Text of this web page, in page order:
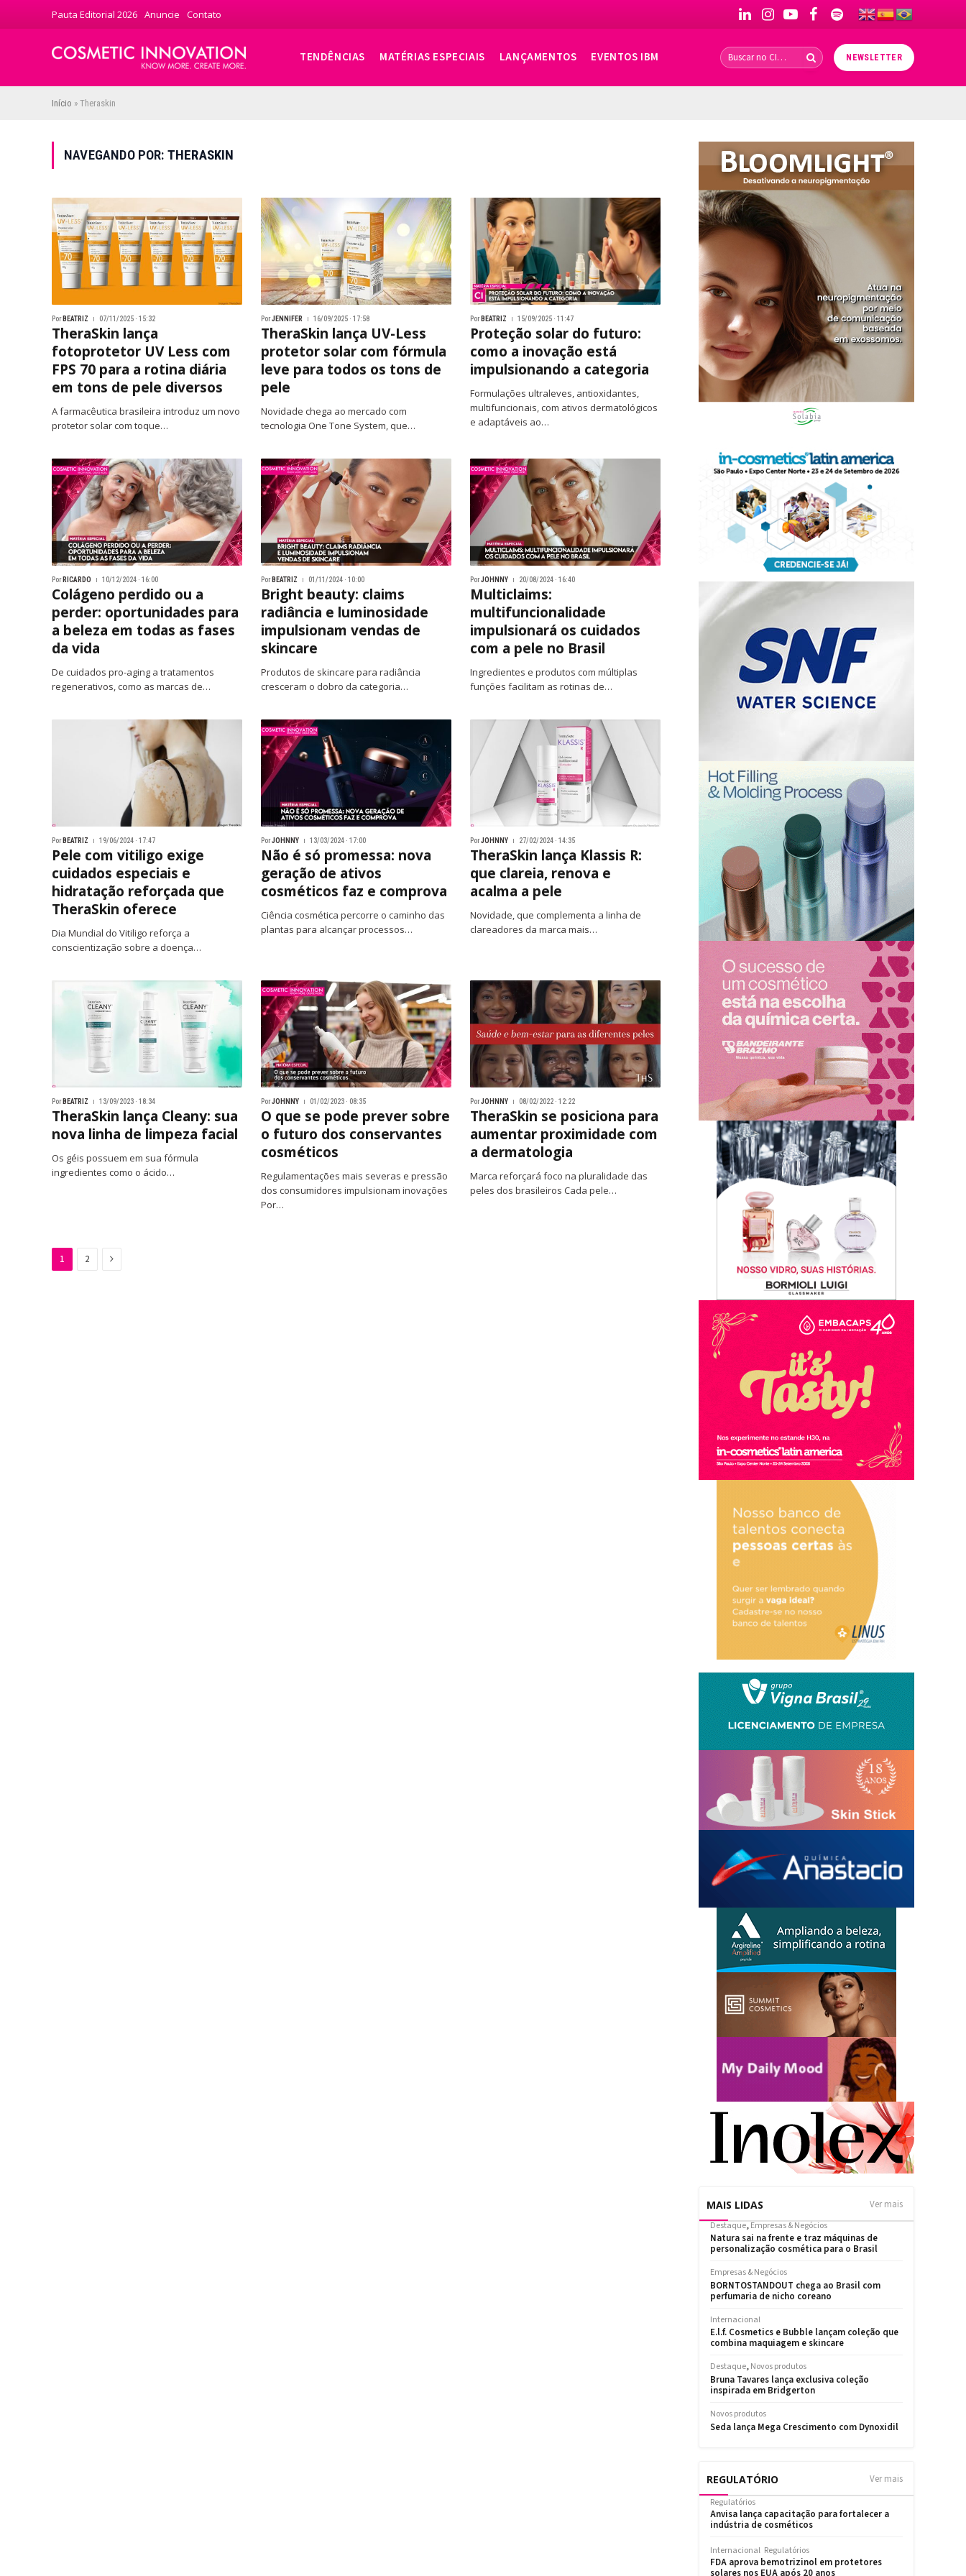
Pauta Editorial 2026 Anuncie Contato LinkedInInstagramYouTubeFacebookSpotify
TENDÊNCIAS MATÉRIAS ESPECIAIS LANÇAMENTOS EVENTOS IBM NEWSLETTER
Início » Theraskin
NAVEGANDO POR: THERASKIN
Por BEATRIZ 07/11/2025 · 15:32
TheraSkin lança
fotoprotetor UV Less com
FPS 70 para a rotina diária
em tons de pele diversos
A farmacêutica brasileira introduz um novo
protetor solar com toque…
PorJENNIFER 16/09/2025 · 17:58
TheraSkin lança UV-Less
protetor solar com fórmula
leve para todos os tons de
pele
Novidade chega ao mercado com
tecnologia One Tone System, que…
Por BEATRIZ 15/09/2025 · 11:47
Proteção solar do futuro:
como a inovação está
impulsionando a categoria
Formulações ultraleves, antioxidantes,
multifuncionais, com ativos dermatológicos
e adaptáveis ao…
Por RICARDO 10/12/2024 · 16:00
Colágeno perdido ou a
perder: oportunidades para
a beleza em todas as fases
da vida
De cuidados pro-aging a tratamentos
regenerativos, como as marcas de…
Por BEATRIZ 01/11/2024 · 10:00
Bright beauty: claims
radiância e luminosidade
impulsionam vendas de
skincare
Produtos de skincare para radiância
cresceram o dobro da categoria…
PorJOHNNY 20/08/2024 · 16:40
Multiclaims:
multifuncionalidade
impulsionará os cuidados
com a pele no Brasil
Ingredientes e produtos com múltiplas
funções facilitam as rotinas de…
Por BEATRIZ 19/06/2024 · 17:47
Pele com vitiligo exige
cuidados especiais e
hidratação reforçada que
TheraSkin oferece
Dia Mundial do Vitiligo reforça a
conscientização sobre a doença…
PorJOHNNY 13/03/2024 · 17:00
Não é só promessa: nova
geração de ativos
cosméticos faz e comprova
Ciência cosmética percorre o caminho das
plantas para alcançar processos…
PorJOHNNY 27/02/2024 · 14:35
TheraSkin lança Klassis R:
que clareia, renova e
acalma a pele
Novidade, que complementa a linha de
clareadores da marca mais…
Por BEATRIZ 13/09/2023 · 18:34
TheraSkin lança Cleany: sua
nova linha de limpeza facial
Os géis possuem em sua fórmula
ingredientes como o ácido…
PorJOHNNY 01/02/2023 · 08:35
O que se pode prever sobre
o futuro dos conservantes
cosméticos
Regulamentações mais severas e pressão
dos consumidores impulsionam inovações
Por…
PorJOHNNY 08/02/2022 · 12:22
TheraSkin se posiciona para
aumentar proximidade com
a dermatologia
Marca reforçará foco na pluralidade das
peles dos brasileiros Cada pele…
1 2 Next
MAIS LIDAS Ver mais
REGULATÓRIO Ver mais
Regulatórios
Anvisa lança capacitação para fortalecer a
indústria de cosméticos
Internacional Regulatórios
FDA aprova bemotrizinol em protetores
solares nos EUA após 20 anos